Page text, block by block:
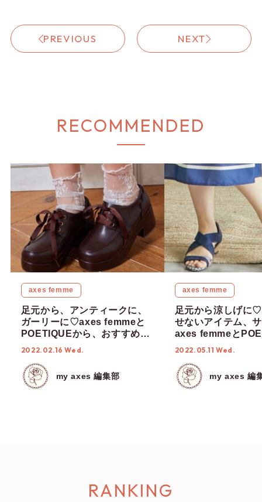
PREVIOUS NEXT
RECOMMENDED
axes femme
足元から、アンティークに、
ガーリーに♡axes femmeと
POETIQUEから、おすすめの
レザーシューズをご紹介！
2022.02.16 Wed.
my axes 編集部
axes femme
足元から涼しげに
せないアイテム、
axes femmeと
新作をご紹介！
2022.05.11 Wed.
my axes 編
RANKING